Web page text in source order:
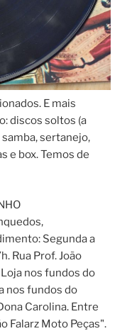
E mais
discos soltos (a
samba, sertanejo,
e box. Temos de
Segunda a
Rua Prof. João
nos fundos do
nos fundos do
Carolina. Entre
Falarz Moto Peças".